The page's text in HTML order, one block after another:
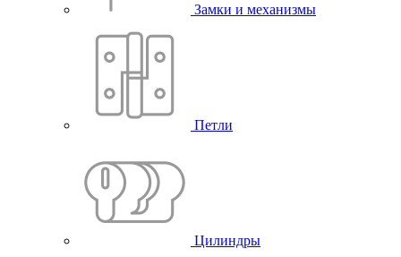
Замки и механизмы
Петли
Цилиндры